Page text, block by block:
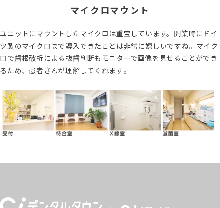
マイクロマウント
ユニットにマウントしたマイクロは重宝しています。開業時にドイ
ツ製のマイクロまで導入できたことは非常に嬉しいですね。マイク
ロで歯根破折による抜歯判断もモニターで画像を見せることができ
るため、患者さんが理解してくれます｡